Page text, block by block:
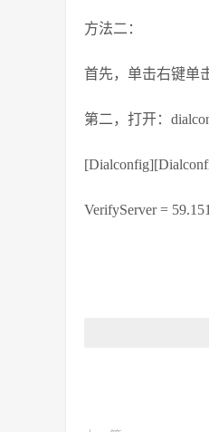
方法二：
首先，单击右键单
第二，打开：
VerifyServer =